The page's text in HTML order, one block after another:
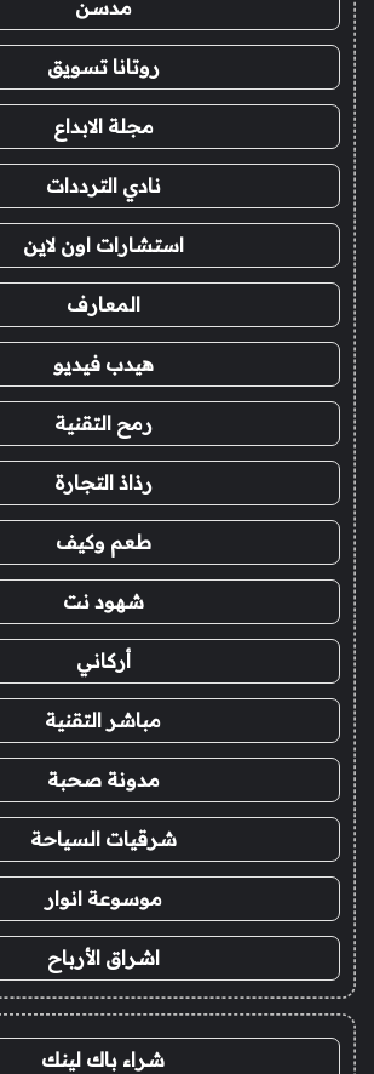
مدسن
روتانا تسويق
مجلة الابداع
نادي الترددات
استشارات اون لاين
المعارف
هيدب فيديو
رمح التقنية
رذاذ التجارة
طعم وكيف
شهود نت
أركاني
مباشر التقنية
مدونة صحبة
شرقيات السياحة
موسوعة انوار
اشراق الأرباح
شراء باك لينك